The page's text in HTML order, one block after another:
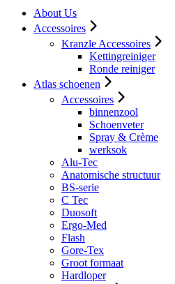
About Us
Accessoires
Kranzle Accessoires
Kettingreiniger
Ronde reiniger
Atlas schoenen
Accessoires
binnenzool
Schoenveter
Spray & Crème
werksok
Alu-Tec
Anatomische structuur
BS-serie
C Tec
Duosoft
Ergo-Med
Flash
Gore-Tex
Groot formaat
Hardloper